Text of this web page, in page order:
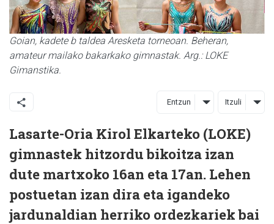
Goian, kadete b taldea Aresketa torneoan. Beheran,
amateur mailako bakarkako gimnastak. Arg.: LOKE
Gimanstika.
Entzun Itzuli
Lasarte-Oria Kirol Elkarteko (LOKE)
gimnastek hitzordu bikoitza izan
dute martxoko 16an eta 17an. Lehen
postuetan izan dira eta igandeko
jardunaldian herriko ordezkariek bai